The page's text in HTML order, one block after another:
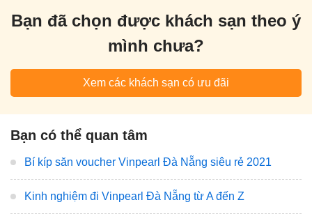
Bạn đã chọn được khách sạn theo ý
mình chưa?
Xem các khách sạn có ưu đãi
Bạn có thể quan tâm
Bí kíp săn voucher Vinpearl Đà Nẵng siêu rẻ 2021
Kinh nghiệm đi Vinpearl Đà Nẵng từ A đến Z